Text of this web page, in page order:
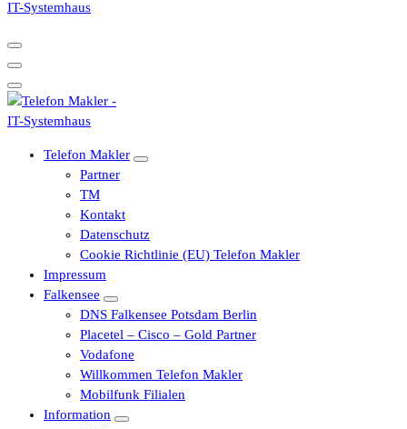
Telefon Makler
Partner
TM
Kontakt
Datenschutz
Cookie Richtlinie (EU) Telefon Makler
Impressum
Falkensee
DNS Falkensee Potsdam Berlin
Placetel – Cisco – Gold Partner
Vodafone
Willkommen Telefon Makler
Mobilfunk Filialen
Information